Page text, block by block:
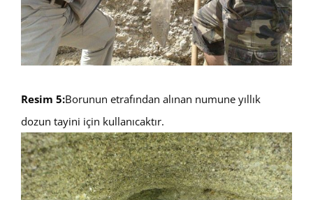
Resim 5:Borunun etrafından alınan numune yıllık
dozun tayini için kullanıcaktır.